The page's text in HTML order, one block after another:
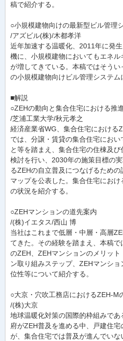
稿で紹介する。
○小規模建物向けの最新型ビル管理
/アズビル(株)/木都孝洋
近年加速する温暖化、2011年に発
機に、小規模建物においてもエネ
が増してきている。本稿ではそう
の小規模建物向けビル管理システム
■解説
○ZEHの動向と集合住宅における推
/芝浦工業大学/秋元孝之
経済産業省WG、集合住宅における
では、分譲・賃貸の集合住宅におい
と等を踏まえ、集合住宅の住棟及
検討を行い、2030年の施策目標の
るZEHの自立普及につなげるため
マップを公表した。集合住宅にお
の状況を紹介する。
○ZEHマンションの道先案内
/(株)イエタス/西山 博
当社はこれまで低層・中層・高層
てきた。その経験を踏まえ、本稿
のZEH、ZEHマンションのメリッ
ン取り組みステップ、ZEHマンシ
位性等について紹介する。
○大京・穴吹工務店におけるZEH-M
/(株)大京
地球温暖化対策の国際的枠組みで
府がZEH普及を進める中、戸建住
が、集合住宅では普及が進んでい